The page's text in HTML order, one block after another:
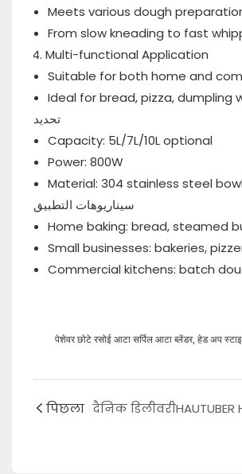
Meets various dough
From slow kneading to fast
Multi-functional Application
Suitable for both home and
Ideal for bread, pizza, dumpling
تحديد
Capacity: 5L/7L/10L optional
Power: 800W
Material: 304 stainless steel bowl
سيناريوهات التطبيق
Home baking: bread, steamed
Small businesses: bakeries,
Commercial kitchens: batch
पेशेवर छोटे रसोई आटा सर्पिल आटा ब्लेंडर, हेड अप
पिछला